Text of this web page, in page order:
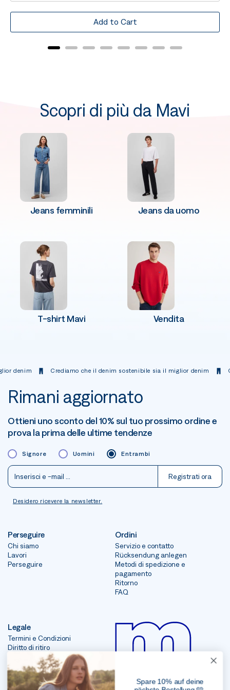
Add to Cart
Scopri di più da Mavi
Jeans femminili Jeans da uomo
T-shirt Mavi Vendita
Crediamo che il denim sostenibile sia il miglior denim
Rimani aggiornato
Ottieni uno sconto del 10% sul tuo prossimo ordine e
prova la prima delle ultime tendenze
Signore Uomini Entrambi
Registrati ora
Desidero ricevere la newsletter.
Perseguire
Chi siamo
Lavori
Perseguire
Ordini
Servizio e contatto
Rücksendung anlegen
Metodi di spedizione e
pagamento
Ritorno
FAQ
Legale
Termini e Condizioni
Diritto di ritiro
Protezione dei dati
Spare 10% auf deine